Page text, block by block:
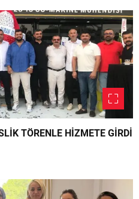
TÖRENLE HİZMETE GİRDİ